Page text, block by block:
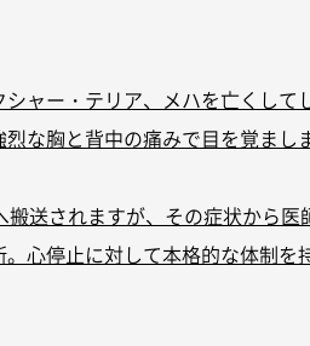
シャー・テリア、メハを亡くし
な胸と背中の痛みで目を覚まし
送されますが、その症状から
心停止に対して本格的な体制を